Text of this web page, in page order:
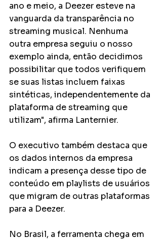
ano e meio, a Deezer esteve na
vanguarda da transparência no
streaming musical. Nenhuma
outra empresa seguiu o nosso
exemplo ainda, então decidimos
possibilitar que todos verifiquem
se suas listas incluem faixas
sintéticas, independentemente da
plataforma de streaming que
utilizam", afirma Lanternier.
O executivo também destaca que
os dados internos da empresa
indicam a presença desse tipo de
conteúdo em playlists de usuários
que migram de outras plataformas
para a Deezer.
No Brasil, a ferramenta chega em